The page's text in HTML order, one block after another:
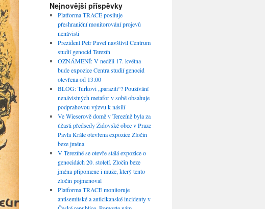
Nejnovější příspěvky
Platforma TRACE posiluje
přeshraniční monitorování projevů
nenávisti
Prezident Petr Pavel navštívil Centrum
studií genocid Terezín
OZNÁMENÍ: V neděli 17. května
bude expozice Centra studií genocid
otevřena od 13:00
BLOG: Turkovi „paraziti“? Používání
nenávistných metafor v sobě obsahuje
podprahovou výzvu k násilí
Ve Wieserově domě v Terezíně byla za
účasti předsedy Židovské obce v Praze
Pavla Krále otevřena expozice Zločin
beze jména
V Terezíně se otevře stálá expozice o
genocidách 20. století. Zločin beze
jména připomene i muže, který tento
zločin pojmenoval
Platforma TRACE monitoruje
antisemitské a anticikanské incidenty v